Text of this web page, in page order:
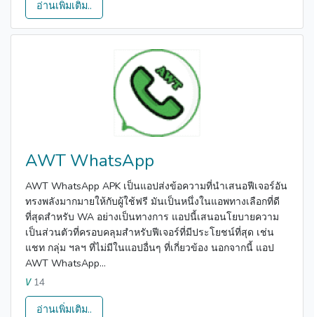
อ่านเพิ่มเติม..
AWT WhatsApp
AWT WhatsApp APK เป็นแอปส่งข้อความที่นำเสนอฟีเจอร์อัน
ทรงพลังมากมายให้กับผู้ใช้ฟรี มันเป็นหนึ่งในแอพทางเลือกที่ดี
ที่สุดสำหรับ WA อย่างเป็นทางการ แอปนี้เสนอนโยบายความ
เป็นส่วนตัวที่ครอบคลุมสำหรับฟีเจอร์ที่มีประโยชน์ที่สุด เช่น
แชท กลุ่ม ฯลฯ ที่ไม่มีในแอปอื่นๆ ที่เกี่ยวข้อง นอกจากนี้ แอป
AWT WhatsApp...
V14
อ่านเพิ่มเติม..